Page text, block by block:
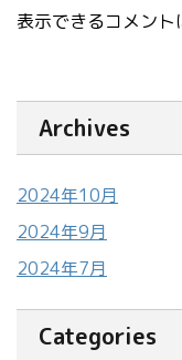
表示できるコメント
Archives
2024年10月
2024年9月
2024年7月
Categories